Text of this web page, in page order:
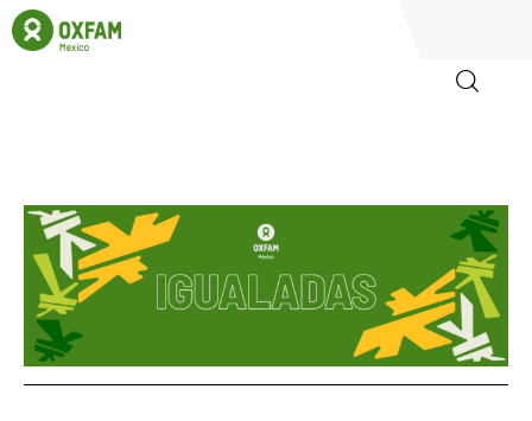
Quienes somos
Igualadas